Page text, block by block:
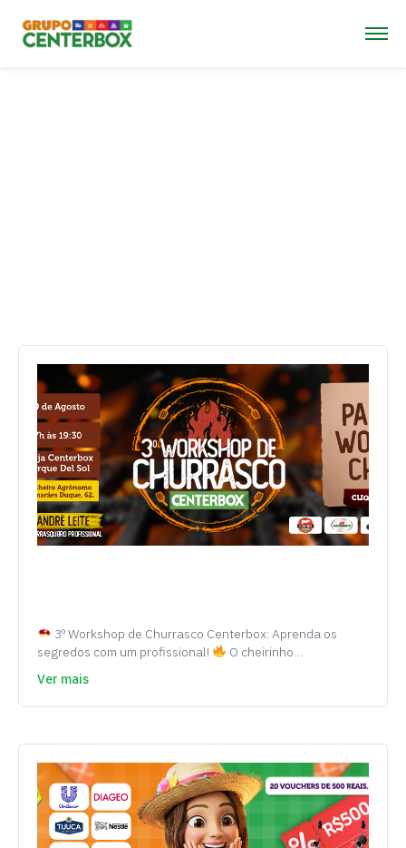
3º Workshop de Churrasco Centerbox: Aprenda os
segredos com um profissional!
O cheirinho…
Ver mais